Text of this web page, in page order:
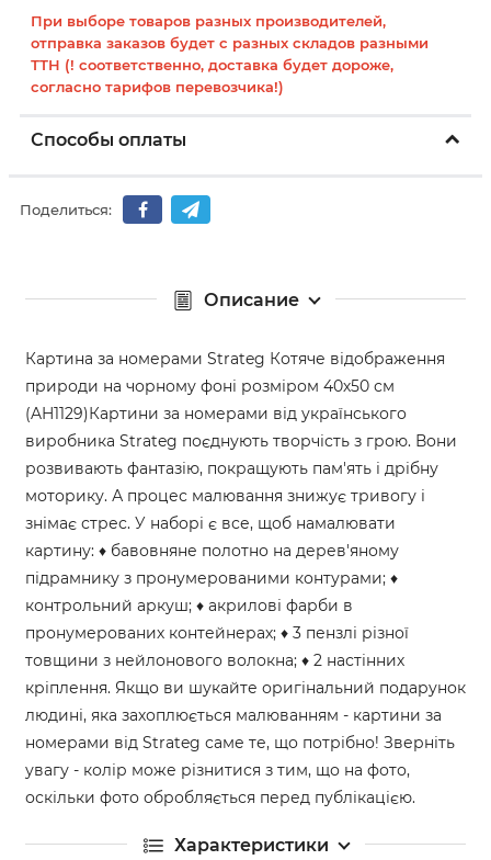
При выборе товаров разных производителей,
отправка заказов будет с разных складов разными
ТТН (! соответственно, доставка будет дороже,
согласно тарифов перевозчика!)
Способы оплаты
Поделиться:
Описание
Картина за номерами Strateg Котяче відображення
природи на чорному фоні розміром 40х50 см
(AH1129)Картини за номерами від українського
виробника Strateg поєднують творчість з грою. Вони
розвивають фантазію, покращують пам'ять і дрібну
моторику. А процес малювання знижує тривогу і
знімає стрес. У наборі є все, щоб намалювати
картину: ♦ бавовняне полотно на дерев'яному
підрамнику з пронумерованими контурами; ♦
контрольний аркуш; ♦ акрилові фарби в
пронумерованих контейнерах; ♦ 3 пензлі різної
товщини з нейлонового волокна; ♦ 2 настінних
кріплення. Якщо ви шукайте оригінальний подарунок
людині, яка захоплюється малюванням - картини за
номерами від Strateg саме те, що потрібно! Зверніть
увагу - колір може різнитися з тим, що на фото,
оскільки фото обробляється перед публікацією.
Характеристики